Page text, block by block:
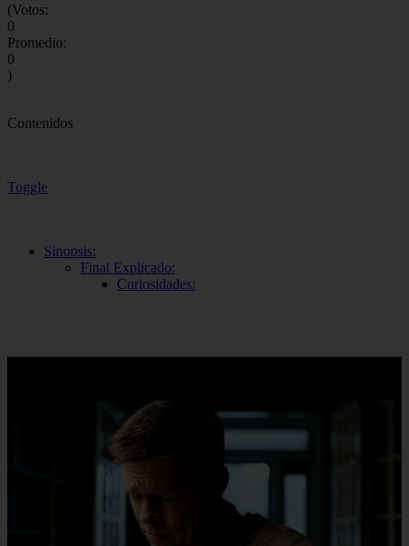
(Votos:
0
Promedio:
0
)
Contenidos
Toggle
Sinopsis:
Final Explicado:
Curiosidades: